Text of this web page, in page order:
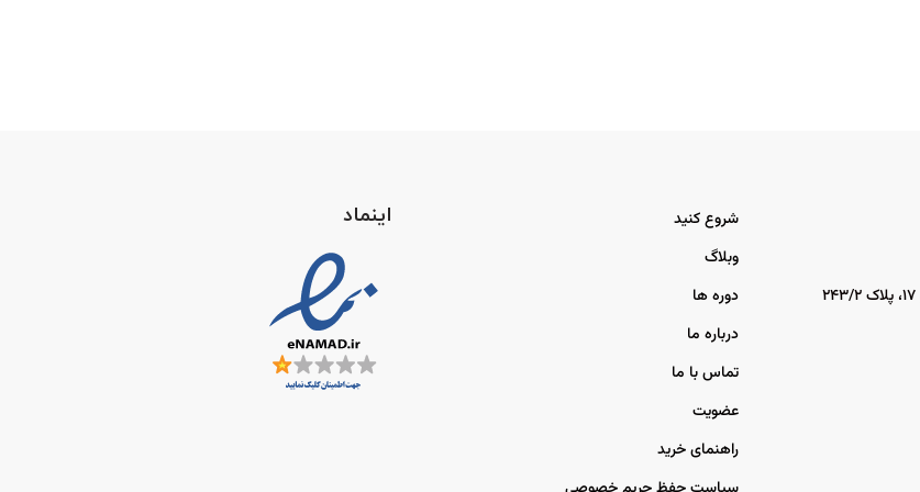
شروع کنید
وبلاگ
دوره ها
درباره ما
تماس با ما
عضویت
راهنمای خرید
اینماد